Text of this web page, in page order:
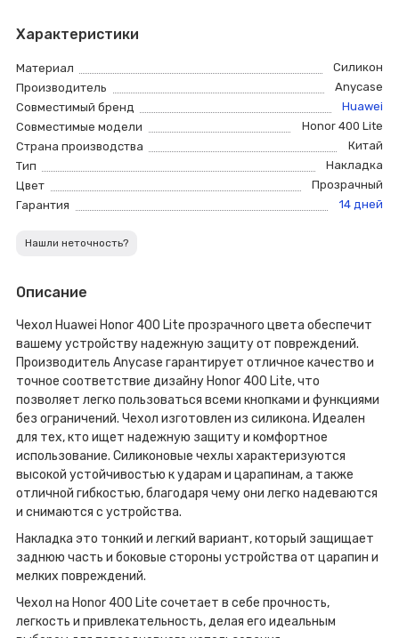
Характеристики
Материал
Силикон
Производитель
Anycase
Совместимый бренд
Huawei
Совместимые модели
Honor 400 Lite
Страна производства
Китай
Тип
Накладка
Цвет
Прозрачный
Гарантия
14 дней
Нашли неточность?
Описание
Чехол Huawei Honor 400 Lite прозрачного цвета обеспечит
вашему устройству надежную защиту от повреждений.
Производитель Anycase гарантирует отличное качество и
точное соответствие дизайну Honor 400 Lite, что
позволяет легко пользоваться всеми кнопками и функциями
без ограничений. Чехол изготовлен из силикона. Идеален
для тех, кто ищет надежную защиту и комфортное
использование. Силиконовые чехлы характеризуются
высокой устойчивостью к ударам и царапинам, а также
отличной гибкостью, благодаря чему они легко надеваются
и снимаются с устройства.
Накладка это тонкий и легкий вариант, который защищает
заднюю часть и боковые стороны устройства от царапин и
мелких повреждений.
Чехол на Honor 400 Lite сочетает в себе прочность,
легкость и привлекательность, делая его идеальным